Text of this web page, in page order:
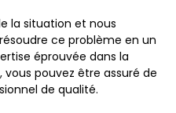
la situation et nous
ce problème en un
éprouvée dans la
pouvez être assuré de
de qualité.